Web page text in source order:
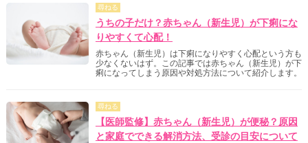
尋ねる
うちの子だけ？赤ちゃん（新生児）が下痢にな
りやすくて心配！
赤ちゃん（新生児）は下痢になりやすく心配という方も
少なくないはず。この記事では赤ちゃん（新生児）が下
痢になってしまう原因や対処方法について紹介します。
尋ねる
【医師監修】赤ちゃん（新生児）が便秘？原因
と家庭でできる解消方法、受診の目安について